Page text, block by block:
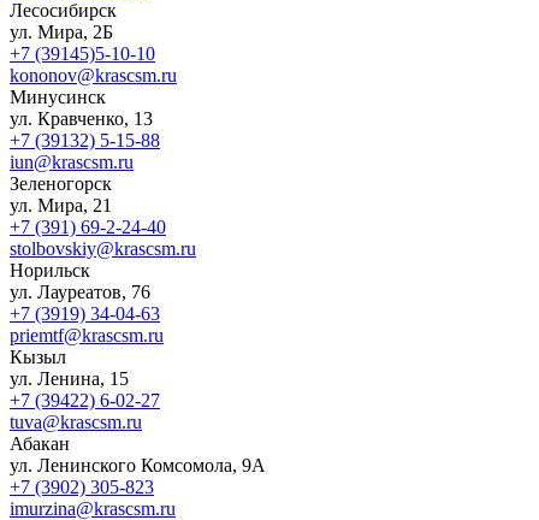
Лесосибирск
ул. Мира, 2Б
+7 (39145)5-10-10
kononov@krascsm.ru
Минусинск
ул. Кравченко, 13
+7 (39132) 5-15-88
iun@krascsm.ru
Зеленогорск
ул. Мира, 21
+7 (391) 69-2-24-40
stolbovskiy@krascsm.ru
Норильск
ул. Лауреатов, 76
+7 (3919) 34-04-63
priemtf@krascsm.ru
Кызыл
ул. Ленина, 15
+7 (39422) 6-02-27
tuva@krascsm.ru
Абакан
ул. Ленинского Комсомола, 9А
+7 (3902) 305-823
imurzina@krascsm.ru